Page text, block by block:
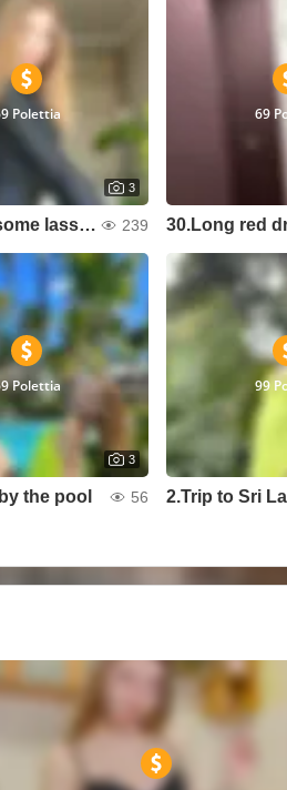
Polettia
3
25. Put on some lassies 239
69
30.Long red
Polettia
3
the pool 56
99
2.Trip to Sri